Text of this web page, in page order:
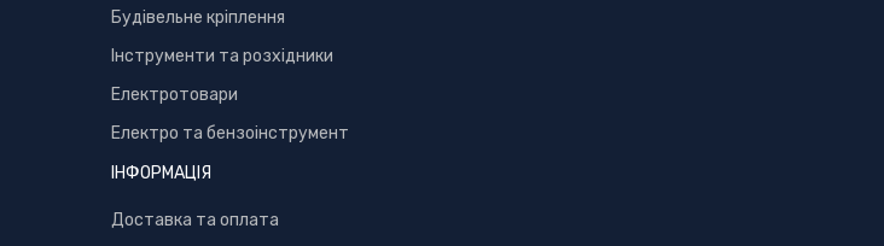
Будівельне кріплення
Інструменти та розхідники
Електротовари
Електро та бензоінструмент
ІНФОРМАЦІЯ
Доставка та оплата